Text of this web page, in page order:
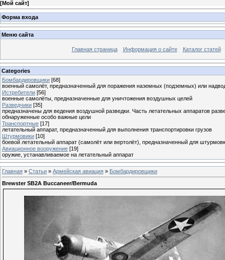
[Мой сайт]
Форма входа
Меню сайта
Главная страница Информация о сайте Каталог статей
Categories
Бомбардировщики [68]
военный самолёт, предназначенный для поражения наземных (подземных) или
Истребители [56]
военные самолёты, предназначенные для уничтожения воздушных целей
Разведчики [35]
предназначены для ведения воздушной разведки. Часть летательных аппаратов
обнаруженные особо важные цели
Транспортные [17]
летательный аппарат, предназначенный для выполнения транспортировки грузов
Штурмовики [10]
боевой летательный аппарат (самолёт или вертолёт), предназначенный для
Авиационное вооружение [19]
оружие, устанавливаемое на летательный аппарат
Главная » Статьи » Армейская авиация » Бомбардировщики
Brewster SB2A Buccaneer/Bermuda